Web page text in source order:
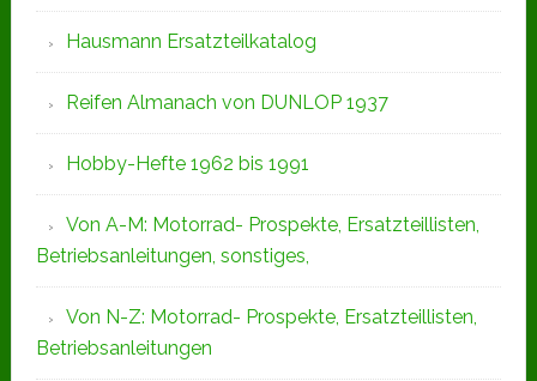
Hausmann Ersatzteilkatalog
Reifen Almanach von DUNLOP 1937
Hobby-Hefte 1962 bis 1991
Von A-M: Motorrad- Prospekte, Ersatzteillisten,
Betriebsanleitungen, sonstiges,
Von N-Z: Motorrad- Prospekte, Ersatzteillisten,
Betriebsanleitungen